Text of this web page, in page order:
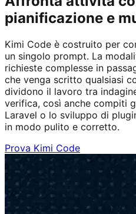
pianificazione e
Kimi Code è costruito per
un singolo prompt. La
richieste complesse in
che venga scritto qualsiasi
dividono il lavoro tra
verifica, così anche compiti
Laravel o lo sviluppo di
in modo pulito e corretto.
Prova Kimi Code